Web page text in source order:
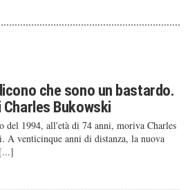
che sono un bastardo.
Charles Bukowski
del 1994, all'età di 74 anni, moriva Charles
A venticinque anni di distanza, la nuova